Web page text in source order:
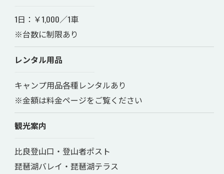
1日：￥1,000／1車
※台数に制限あり
レンタル用品
キャンプ用品各種レンタルあり
※金額は料金ページをご覧ください
観光案内
比良登山口・登山者ポスト
琵琶湖バレイ・琵琶湖テラス